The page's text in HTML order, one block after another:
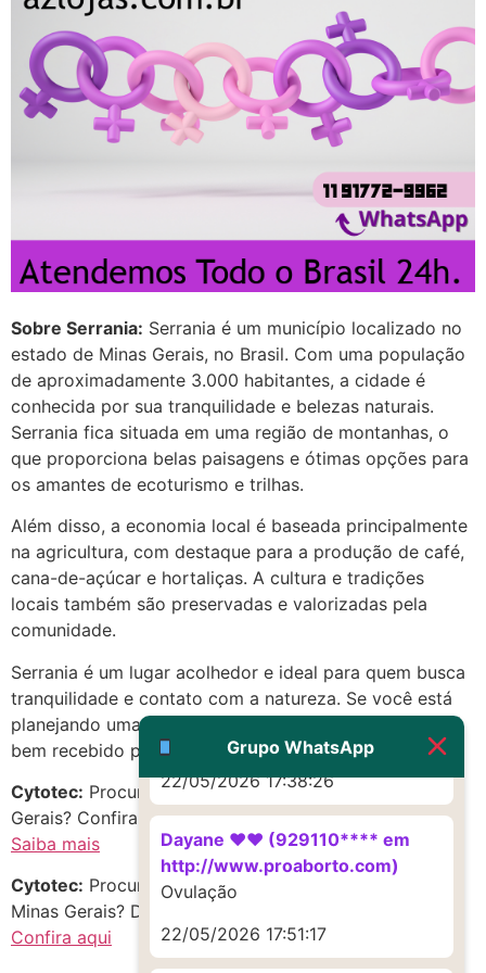
Sobre Serrania: Serrania é um município localizado no
estado de Minas Gerais, no Brasil. Com uma população
de aproximadamente 3.000 habitantes, a cidade é
conhecida por sua tranquilidade e belezas naturais.
Serrania fica situada em uma região de montanhas, o
que proporciona belas paisagens e ótimas opções para
os amantes de ecoturismo e trilhas.
Além disso, a economia local é baseada principalmente
na agricultura, com destaque para a produção de café,
cana-de-açúcar e hortaliças. A cultura e tradições
locais também são preservadas e valorizadas pela
comunidade.
Serrania é um lugar acolhedor e ideal para quem busca
tranquilidade e contato com a natureza. Se você está
planejando uma visita a essa cidade, com certeza será
bem recebido pelos moradores locais.
Cytotec: Procurando mifepristone em Serrania, Minas
Gerais? Confira as melhores opções!
Saiba mais
Cytotec: Procurando m.i.s.o.p.r.o.s.t.o.l no estado de
Minas Gerais? Descubra oportunidades incríveis!
Confira aqui
Grupo WhatsApp
quem já tomou os remédio se
depois que para de menstruar
começa a sair um líquido
transparente, se é normal ?
22/05/2026 17:10:05
(879121**** em
http://www.proaborto.com)
Deve ser normal
22/05/2026 17:19:15
(879121**** em
http://www.proaborto.com)
Eu acho, não sei
22/05/2026 17:19:16
http://www.proaborto.com)
Deve ser um corrimento normal
mesmo
G (1199866**** em
http://www.proaborto.com)
Muito obrigadaaaaa
22/05/2026 17:38:26
Dayane ♥️♥️ (929110**** em
http://www.proaborto.com)
Ovulação
22/05/2026 17:51:17